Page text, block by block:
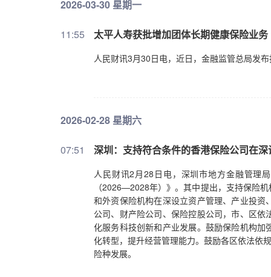
2026-03-30 星期一
11:55 太平人寿获批增加团体长期健康保险业务
人民财讯3月30日电，近日，金融监管总局发
2026-02-28 星期六
07:51 深圳：支持符合条件的香港保险公司在
人民财讯2月28日电，深圳市地方金融管理
（2026—2028年）》。其中提出，支持保险
和外资保险机构在深设立资产管理、产业投
公司、财产险公司、保险控股公司，市、区
化服务科技创新和产业发展。鼓励保险机构
化转型，提升经营管理能力。鼓励各区依法依
险种发展。